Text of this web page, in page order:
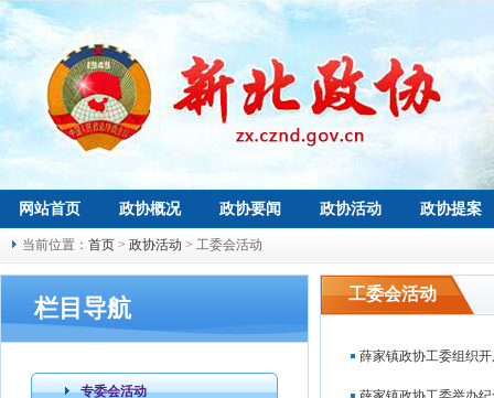
网站首页 政协概况 政协要闻 政协活动 政协提案
当前位置： 首页 > 政协活动 > 工委会活动
栏目导航
专委会活动
工委会活动
薛家镇政协工委组织